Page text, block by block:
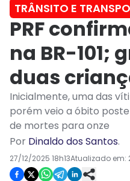
TRÂNSITO E
PRF
na BR-101;
duas
Inicialmente, uma das
porém veio a óbito
de mortes para onze
Por Dinaldo dos Santos.
27/12/2025 18h13Atualizado em: